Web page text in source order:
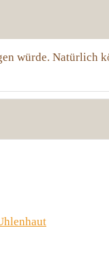
würde. Natürlich